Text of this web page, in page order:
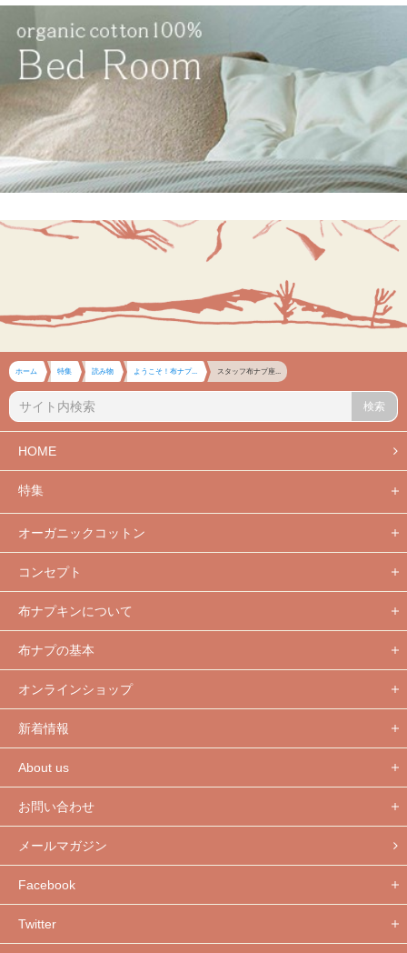
ホーム 特集 読み物 ようこそ！布ナプ... スタッフ布ナプ座...
検索
HOME
特集
オーガニックコットン
コンセプト
布ナプキンについて
布ナプの基本
オンラインショップ
新着情報
About us
お問い合わせ
メールマガジン
Facebook
Twitter